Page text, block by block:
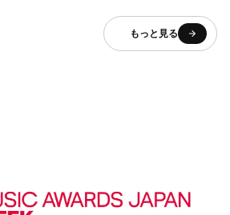
もっと見る